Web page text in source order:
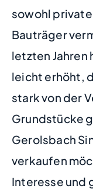
sowohl
Bauträger
letzten Jahren
leicht erhöht,
stark von der
Grundstücke
Gerolsbach
verkaufen
Interesse und